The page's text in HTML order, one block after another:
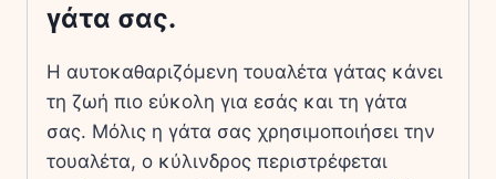
γάτα σας.
Η αυτοκαθαριζόμενη τουαλέτα γάτας κάνει
τη ζωή πιο εύκολη για εσάς και τη γάτα
σας. Μόλις η γάτα σας χρησιμοποιήσει την
τουαλέτα, ο κύλινδρος περιστρέφεται